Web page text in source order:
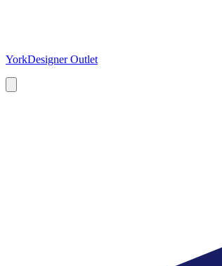
YorkDesigner Outlet